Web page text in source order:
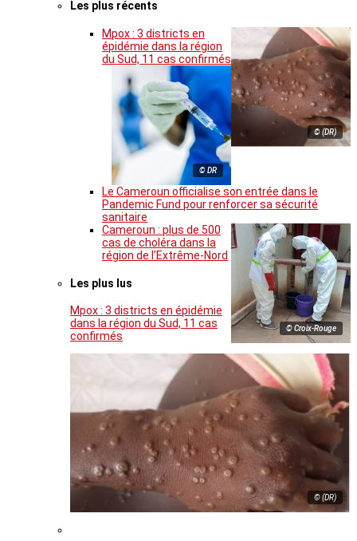
Les plus récents
© (DR)
Mpox : 3 districts en
épidémie dans la région
du Sud, 11 cas confirmés
© DR
Le Cameroun officialise son entrée dans le
Pandemic Fund pour renforcer sa sécurité
sanitaire
© Croix-Rouge
Cameroun : plus de 500
cas de choléra dans la
région de l’Extrême-Nord
Les plus lus
Mpox : 3 districts en épidémie
dans la région du Sud, 11 cas
confirmés
© (DR)